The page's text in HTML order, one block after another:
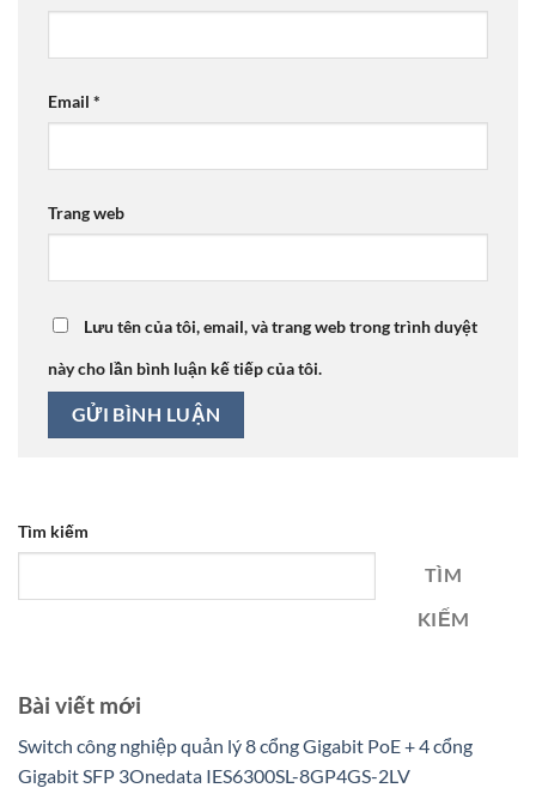
Email *
Trang web
Lưu tên của tôi, email, và trang web trong trình duyệt
này cho lần bình luận kế tiếp của tôi.
Tìm kiếm
TÌM
KIẾM
Bài viết mới
Switch công nghiệp quản lý 8 cổng Gigabit PoE + 4 cổng
Gigabit SFP 3Onedata IES6300SL-8GP4GS-2LV